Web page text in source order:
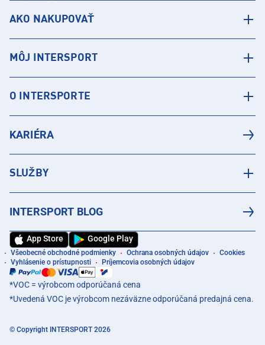
AKO NAKUPOVAŤ
MÔJ INTERSPORT
O INTERSPORTE
KARIÉRA
SLUŽBY
INTERSPORT BLOG
App Store Google Play
Všeobecné obchodné podmienky Ochrana osobných údajov
Cookies
Vyhlásenie o prístupnosti
Príjemcovia osobných údajov
*VOC = výrobcom odporúčaná cena
*Uvedená VOC je výrobcom nezáväzne odporúčaná predajná cena.
© Copyright INTERSPORT 2026